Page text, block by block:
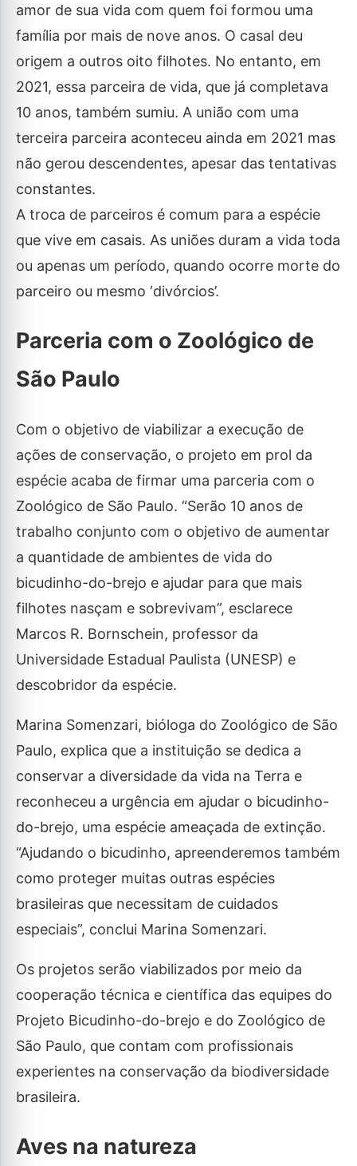
amor de sua vida com quem foi formou uma
família por mais de nove anos. O casal deu
origem a outros oito filhotes. No entanto, em
2021, essa parceira de vida, que já completava
10 anos, também sumiu. A união com uma
terceira parceira aconteceu ainda em 2021 mas
não gerou descendentes, apesar das tentativas
constantes.
A troca de parceiros é comum para a espécie
que vive em casais. As uniões duram a vida toda
ou apenas um período, quando ocorre morte do
parceiro ou mesmo ‘divórcios’.
Parceria com o Zoológico de
São Paulo
Com o objetivo de viabilizar a execução de
ações de conservação, o projeto em prol da
espécie acaba de firmar uma parceria com o
Zoológico de São Paulo. “Serão 10 anos de
trabalho conjunto com o objetivo de aumentar
a quantidade de ambientes de vida do
bicudinho-do-brejo e ajudar para que mais
filhotes nasçam e sobrevivam”, esclarece
Marcos R. Bornschein, professor da
Universidade Estadual Paulista (UNESP) e
descobridor da espécie.
Marina Somenzari, bióloga do Zoológico de São
Paulo, explica que a instituição se dedica a
conservar a diversidade da vida na Terra e
reconheceu a urgência em ajudar o bicudinho-
do-brejo, uma espécie ameaçada de extinção.
“Ajudando o bicudinho, apreenderemos também
como proteger muitas outras espécies
brasileiras que necessitam de cuidados
especiais”, conclui Marina Somenzari.
Os projetos serão viabilizados por meio da
cooperação técnica e científica das equipes do
Projeto Bicudinho-do-brejo e do Zoológico de
São Paulo, que contam com profissionais
experientes na conservação da biodiversidade
brasileira.
Aves na natureza